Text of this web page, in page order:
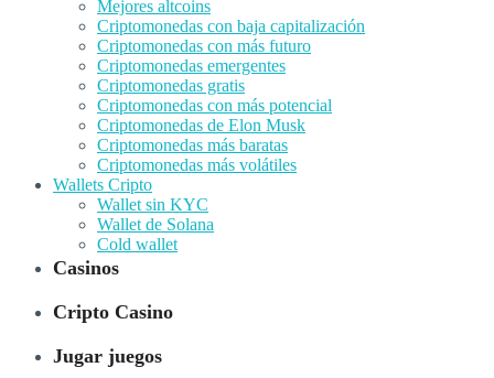
Mejores altcoins
Criptomonedas con baja capitalización
Criptomonedas con más futuro
Criptomonedas emergentes
Criptomonedas gratis
Criptomonedas con más potencial
Criptomonedas de Elon Musk
Criptomonedas más baratas
Criptomonedas más volátiles
Wallets Cripto
Wallet sin KYC
Wallet de Solana
Cold wallet
Casinos
Cripto Casino
Jugar juegos